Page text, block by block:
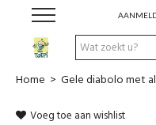
Spelen
Home > Gele diabolo met
Voeg toe aan wishlist